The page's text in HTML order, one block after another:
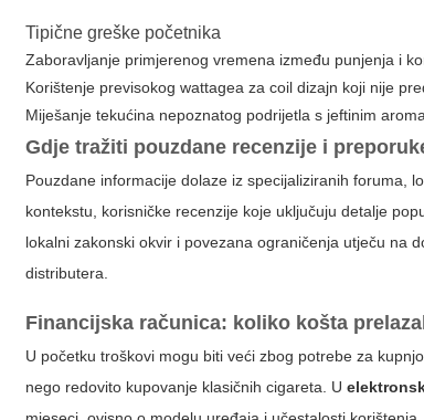
Tipične greške početnika
Zaboravljanje primjerenog vremena između punjenja i
Korištenje previsokog wattagea za coil dizajn koji nije
Miješanje tekućina nepoznatog podrijetla s jeftinim
Gdje tražiti pouzdane recenzije i
Pouzdane informacije dolaze iz specijaliziranih foruma,
kontekstu, korisničke recenzije koje uključuju detalje
lokalni zakonski okvir i povezana ograničenja utječu na
distributera.
Financijska računica: koliko košta
U početku troškovi mogu biti veći zbog potrebe za
nego redovito kupovanje klasičnih cigareta. U